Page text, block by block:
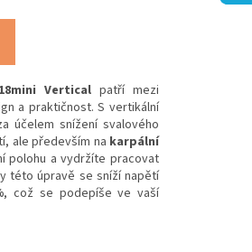
Vertical patří mezi
a praktičnost. S vertikální
účelem snížení svalového
ale především na karpální
polohu a vydržíte pracovat
této úpravě se sníží napětí
, což se podepíše ve vaší